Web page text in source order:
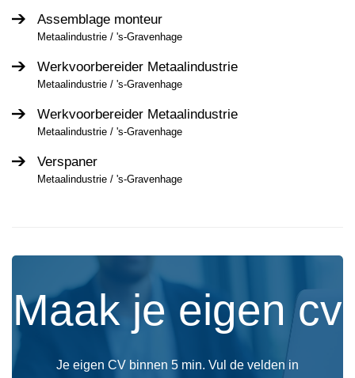
Assemblage monteur
Metaalindustrie / 's-Gravenhage
Werkvoorbereider Metaalindustrie
Metaalindustrie / 's-Gravenhage
Werkvoorbereider Metaalindustrie
Metaalindustrie / 's-Gravenhage
Verspaner
Metaalindustrie / 's-Gravenhage
Maak je eigen cv
Je eigen CV binnen 5 min. Vul de velden in